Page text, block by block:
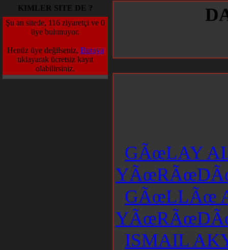
KIMLER SITE DE ?
Şu an sitede, 116 ziyaretçi ve 0
üye bulunuyor.
Henüz üye değilseniz, Buraya
tıklayarak ücretsiz kayıt
olabilirsiniz.
GÃœLAY
GÃœLLÃœ
ISMAIL